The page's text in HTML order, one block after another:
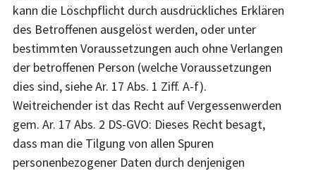
kann die Löschpflicht durch ausdrückliches Erklären
des Betroffenen ausgelöst werden, oder unter
bestimmten Voraussetzungen auch ohne Verlangen
der betroffenen Person (welche Voraussetzungen
dies sind, siehe Ar. 17 Abs. 1 Ziff. A-f).
Weitreichender ist das Recht auf Vergessenwerden
gem. Ar. 17 Abs. 2 DS-GVO: Dieses Recht besagt,
dass man die Tilgung von allen Spuren
personenbezogener Daten durch denjenigen